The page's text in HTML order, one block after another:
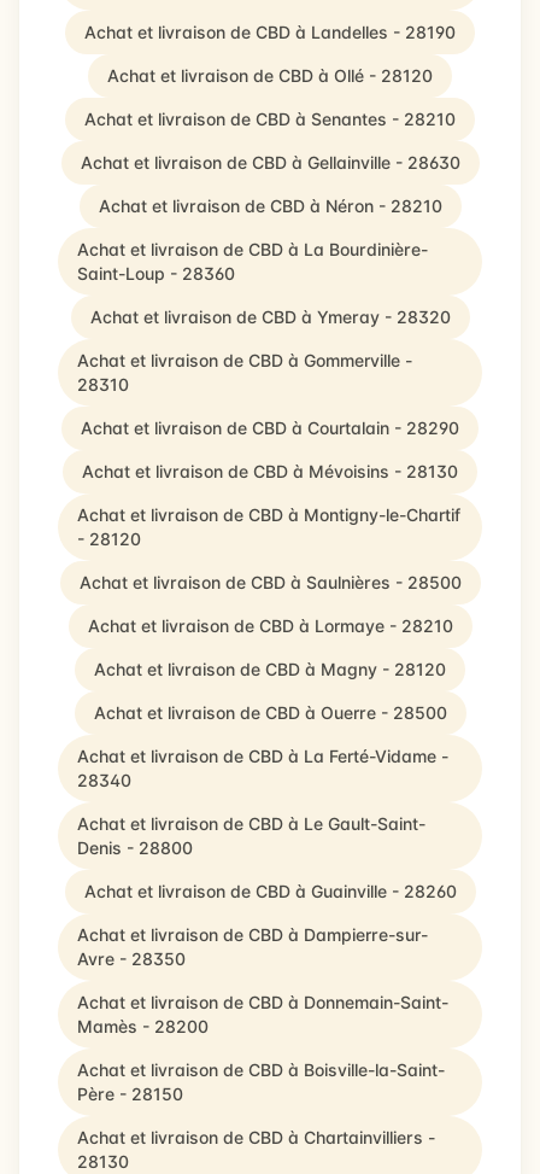
Achat et livraison de CBD à Landelles - 28190
Achat et livraison de CBD à Ollé - 28120
Achat et livraison de CBD à Senantes - 28210
Achat et livraison de CBD à Gellainville - 28630
Achat et livraison de CBD à Néron - 28210
Achat et livraison de CBD à La Bourdinière-
Saint-Loup - 28360
Achat et livraison de CBD à Ymeray - 28320
Achat et livraison de CBD à Gommerville -
28310
Achat et livraison de CBD à Courtalain - 28290
Achat et livraison de CBD à Mévoisins - 28130
Achat et livraison de CBD à Montigny-le-Chartif
- 28120
Achat et livraison de CBD à Saulnières - 28500
Achat et livraison de CBD à Lormaye - 28210
Achat et livraison de CBD à Magny - 28120
Achat et livraison de CBD à Ouerre - 28500
Achat et livraison de CBD à La Ferté-Vidame -
28340
Achat et livraison de CBD à Le Gault-Saint-
Denis - 28800
Achat et livraison de CBD à Guainville - 28260
Achat et livraison de CBD à Dampierre-sur-
Avre - 28350
Achat et livraison de CBD à Donnemain-Saint-
Mamès - 28200
Achat et livraison de CBD à Boisville-la-Saint-
Père - 28150
Achat et livraison de CBD à Chartainvilliers -
28130